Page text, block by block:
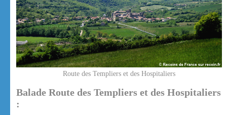
Route des Templiers et des Hospitaliers
Balade Route des Templiers et des Hospitaliers
: